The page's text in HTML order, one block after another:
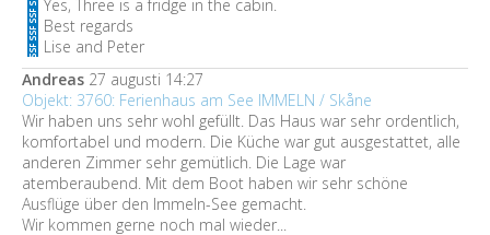
Yes, Three is a fridge in the cabin.
Best regards
Lise and Peter
Andreas 27 augusti 14:27
Objekt: 3760: Ferienhaus am See IMMELN / Skåne
Wir haben uns sehr wohl gefüllt. Das Haus war sehr ordentlich,
komfortabel und modern. Die Küche war gut ausgestattet, alle
anderen Zimmer sehr gemütlich. Die Lage war
atemberaubend. Mit dem Boot haben wir sehr schöne
Ausflüge über den Immeln-See gemacht.
Wir kommen gerne noch mal wieder...